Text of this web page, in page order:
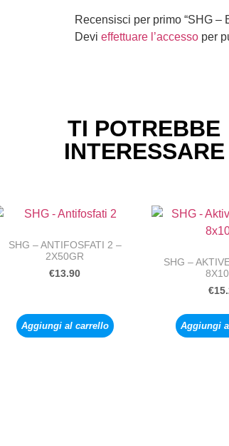
Recensisci per primo “SHG –
Devi effettuare l’accessoper
TI POTREBBE
INTERESSARE
SHG – ANTIFOSFATI 2 –
2X50GR
€13.90
Aggiungi al carrello
SHG –
€
Aggiungi